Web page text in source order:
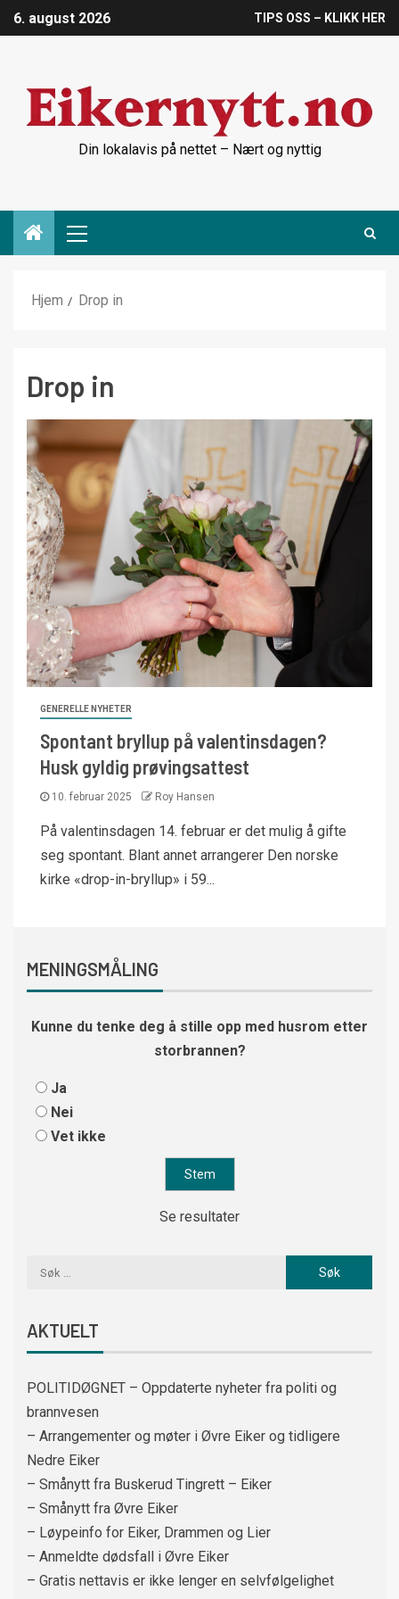
6. august 2026 TIPS OSS – KLIKK HER
Din lokalavis på nettet – Nært og nyttig
Hjem Drop in
Drop in
GENERELLE NYHETER
Spontant bryllup på valentinsdagen?
Husk gyldig prøvingsattest
10. februar 2025 Roy Hansen
På valentinsdagen 14. februar er det mulig å gifte
seg spontant. Blant annet arrangerer Den norske
kirke «drop-in-bryllup» i 59...
MENINGSMÅLING
Kunne du tenke deg å stille opp med husrom etter
storbrannen?
Ja
Nei
Vet ikke
Se resultater
AKTUELT
POLITIDØGNET – Oppdaterte nyheter fra politi og
brannvesen
– Arrangementer og møter i Øvre Eiker og tidligere
Nedre Eiker
– Smånytt fra Buskerud Tingrett – Eiker
– Smånytt fra Øvre Eiker
– Løypeinfo for Eiker, Drammen og Lier
– Anmeldte dødsfall i Øvre Eiker
– Gratis nettavis er ikke lenger en selvfølgelighet